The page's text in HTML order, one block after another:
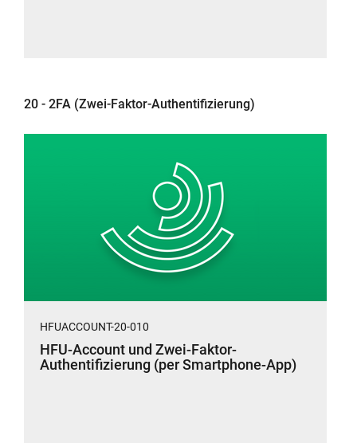
20-
20 - 2FA (Zwei-Faktor-Authentifizierung)
HFUACCOUNT-20-010
HFU-Account und Zwei-Faktor-
Authentifizierung (per Smartphone-App)